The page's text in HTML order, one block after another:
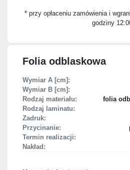
* przy opłaceniu zamówienia i
godziny
Folia odblaskowa
Wymiar A [cm]:
Wymiar B [cm]:
Rodzaj materiału:
folia
Rodzaj laminatu:
Zadruk:
Przycinanie:
Termin realizacji:
Nakład: